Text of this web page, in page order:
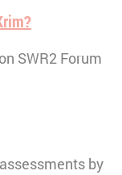
SWR2 Forum
by